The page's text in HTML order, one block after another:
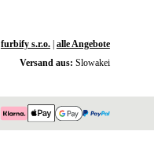
furbify s.r.o.| alle Angebote
Versand aus: Slowakei